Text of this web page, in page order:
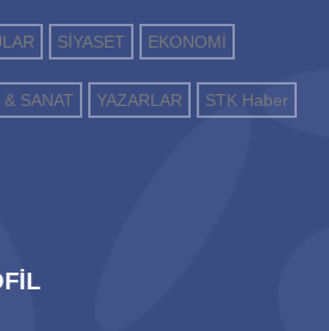
SİYASET EKONOMİ
SANAT YAZARLAR STK Haber